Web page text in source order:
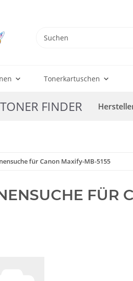
Tonerkartuschen
FINDER
für Canon Maxify-MB-5155
FÜR